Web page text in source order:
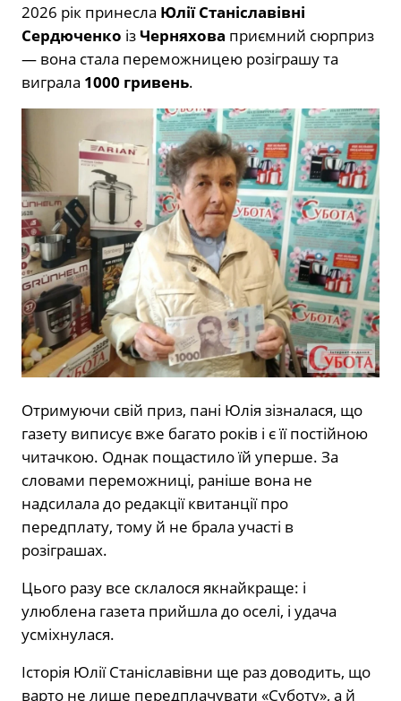
2026 рік принесла Юлії Станіславівні
Сердюченко ізЧерняхова приємний сюрприз
— вона стала переможницею розіграшу та
виграла 1000 гривень.
Отримуючи свій приз, пані Юлія зізналася, що
газету виписує вже багато років і є її постійною
читачкою. Однак пощастило їй уперше. За
словами переможниці, раніше вона не
надсилала до редакції квитанції про
передплату, тому й не брала участі в
розіграшах.
Цього разу все склалося якнайкраще: і
улюблена газета прийшла до оселі, і удача
усміхнулася.
Історія Юлії Станіславівни ще раз доводить, що
варто не лише передплачувати «Суботу», а й